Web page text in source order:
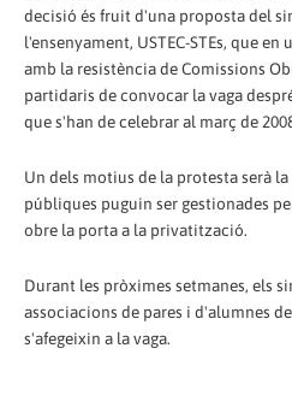
decisió és fruit d'una proposta del
l'ensenyament, USTEC-STEs, que
amb la resistència de Comissions
partidaris de convocar la vaga
que s'han de celebrar al març de
Un dels motius de la protesta serà
públiques puguin ser gestionades
obre la porta a la privatització.
Durant les pròximes setmanes, els
associacions de pares i d'alumnes
s'afegeixin a la vaga.